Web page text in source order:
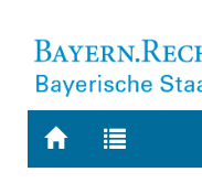
Zur
Zur